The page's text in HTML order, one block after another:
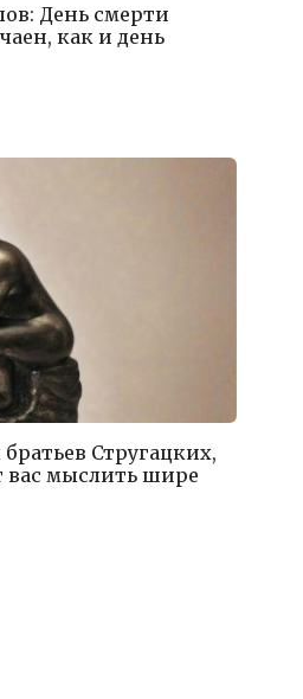
День смерти
как и день
Стругацких,
вас мыслить шире